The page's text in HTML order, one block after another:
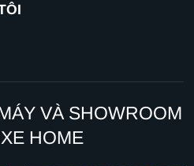
VÀ SHOWROOM
HOME